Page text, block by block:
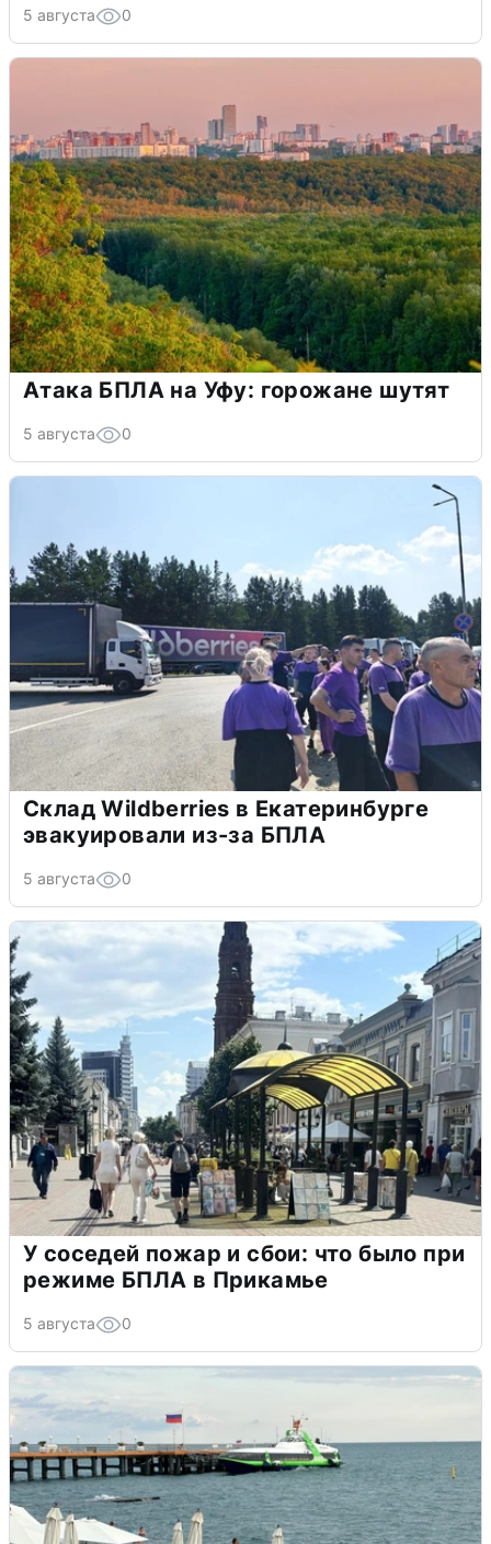
5 августа 0
Атака БПЛА на Уфу: горожане шутят
5 августа 0
Склад Wildberries в Екатеринбурге
эвакуировали из-за БПЛА
5 августа 0
У соседей пожар и сбои: что было при
режиме БПЛА в Прикамье
5 августа 0